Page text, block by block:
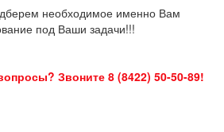
необходимое именно Вам
под Ваши задачи!!!
Звоните 8 (8422) 50-50-89!